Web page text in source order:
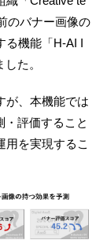
のバナー画像の
る機能「H-AI I
た。
が、本機能では
評価すること
用を実現するこ